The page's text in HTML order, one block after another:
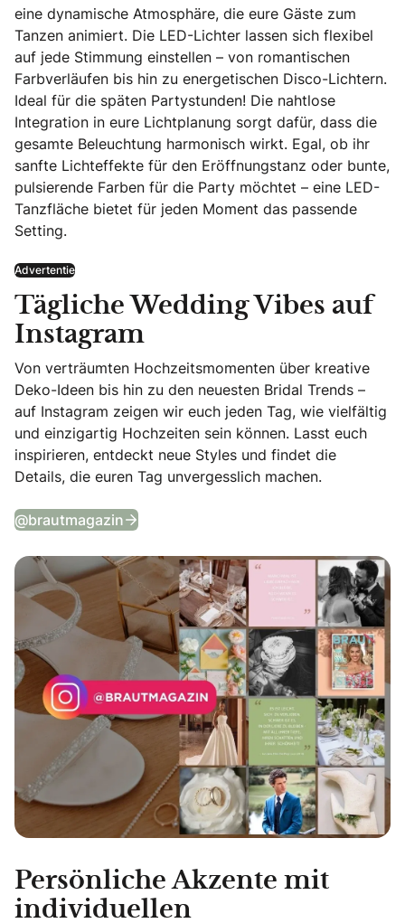
eine dynamische Atmosphäre, die eure Gäste zum
Tanzen animiert. Die LED-Lichter lassen sich flexibel
auf jede Stimmung einstellen – von romantischen
Farbverläufen bis hin zu energetischen Disco-Lichtern.
Ideal für die späten Partystunden! Die nahtlose
Integration in eure Lichtplanung sorgt dafür, dass die
gesamte Beleuchtung harmonisch wirkt. Egal, ob ihr
sanfte Lichteffekte für den Eröffnungstanz oder bunte,
pulsierende Farben für die Party möchtet – eine LED-
Tanzfläche bietet für jeden Moment das passende
Setting.
Advertentie
Tägliche Wedding Vibes auf
Instagram
Von verträumten Hochzeitsmomenten über kreative
Deko-Ideen bis hin zu den neuesten Bridal Trends –
auf Instagram zeigen wir euch jeden Tag, wie vielfältig
und einzigartig Hochzeiten sein können. Lasst euch
inspirieren, entdeckt neue Styles und findet die
Details, die euren Tag unvergesslich machen.
@brautmagazin Tägliche Wedding Vibes auf Instagram
Persönliche Akzente mit
individuellen